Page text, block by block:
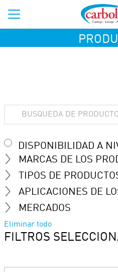
DISPONIBILIDAD A
MARCAS DE LOS
TIPOS DE
APLICACIONES DE
MERCADOS
Eliminar todo
FILTROS